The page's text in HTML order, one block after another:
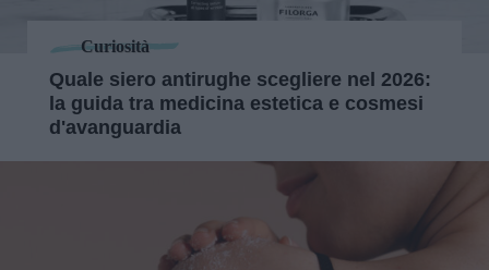
Curiosità
Quale siero antirughe scegliere nel 2026:
la guida tra medicina estetica e cosmesi
d'avanguardia